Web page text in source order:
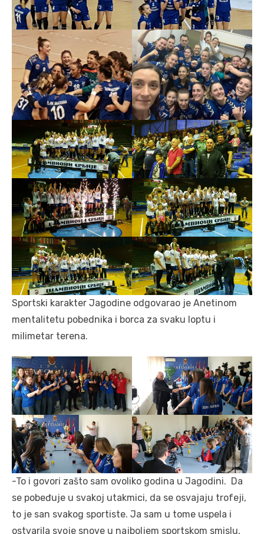
Sportski karakter Jagodine odgovarao je Anetinom
mentalitetu pobednika i borca za svaku loptu i
milimetar terena.
-To i govori zašto sam ovoliko godina u Jagodini. Da
se pobeđuje u svakoj utakmici, da se osvajaju trofeji,
to je san svakog sportiste. Ja sam u tome uspela i
ostvarila svoje snove u najboljem sportskom smislu,